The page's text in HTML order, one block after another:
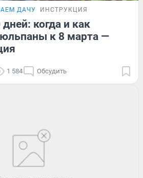
ДАЧУ ИНСТРУКЦИЯ
когда и как
к 8 марта —
1 584 Обсудить